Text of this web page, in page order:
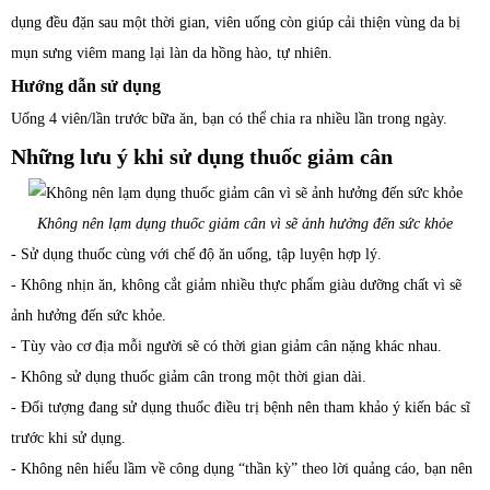
dụng đều đặn sau một thời gian, viên uống còn giúp cải thiện vùng da bị
mụn sưng viêm mang lại làn da hồng hào, tự nhiên.
Hướng dẫn sử dụng
Uống 4 viên/lần trước bữa ăn, bạn có thể chia ra nhiều lần trong ngày.
Những lưu ý khi sử dụng thuốc giảm cân
Không nên lạm dụng thuốc giảm cân vì sẽ ảnh hưởng đến sức khỏe
- Sử dụng thuốc cùng với chế độ ăn uống, tập luyện hợp lý.
- Không nhịn ăn, không cắt giảm nhiều thực phẩm giàu dưỡng chất vì sẽ
ảnh hưởng đến sức khỏe.
- Tùy vào cơ địa mỗi người sẽ có thời gian giảm cân nặng khác nhau.
- Không sử dụng thuốc giảm cân trong một thời gian dài.
- Đối tượng đang sử dụng thuốc điều trị bệnh nên tham khảo ý kiến bác sĩ
trước khi sử dụng.
- Không nên hiểu lầm về công dụng “thần kỳ” theo lời quảng cáo, bạn nên